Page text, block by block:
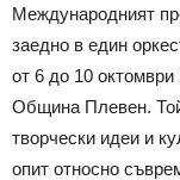
Международният
заедно в един
от 6 до 10
Община Плевен.
творчески идеи и
опит относно